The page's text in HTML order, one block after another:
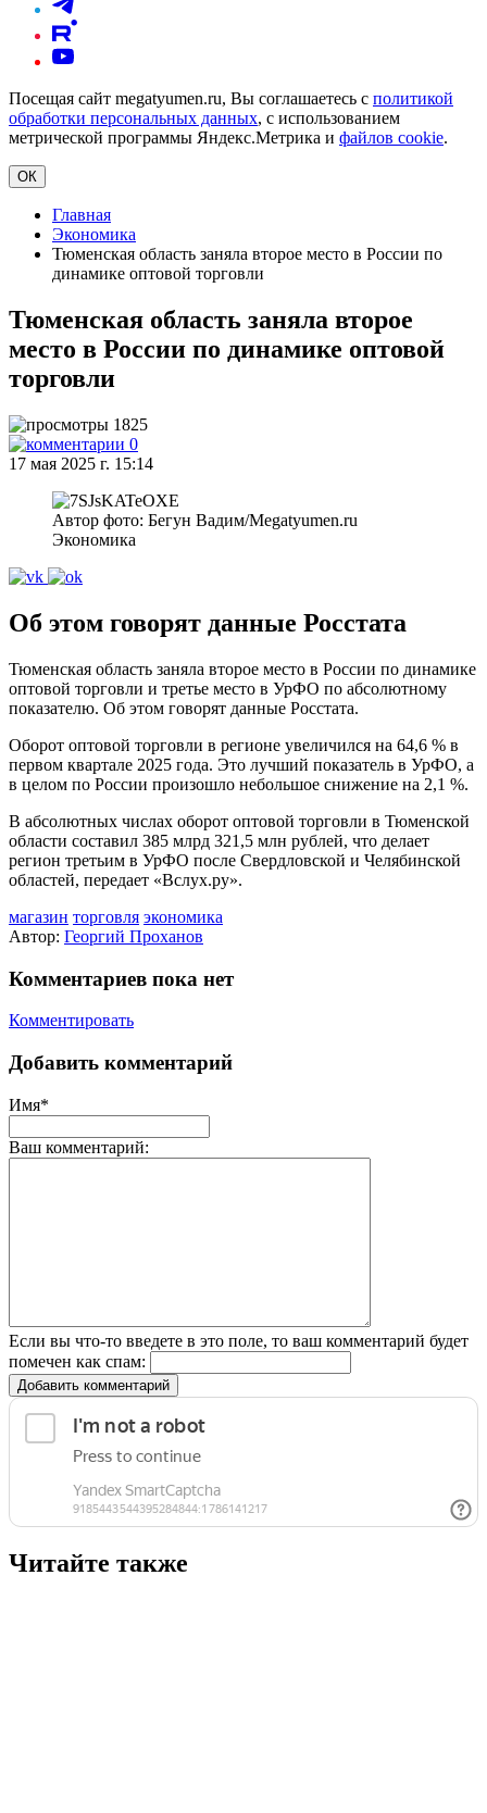
Посещая сайт megatyumen.ru, Вы соглашаетесь с политикой
обработки персональных данных, с использованием
метрической программы Яндекс.Метрика и файлов cookie.
ОК
Главная
Экономика
Тюменская область заняла второе место в России по
динамике оптовой торговли
Тюменская область заняла второе
место в России по динамике оптовой
торговли
1825
0
17 мая 2025 г. 15:14
Автор фото: Бегун Вадим/Megatyumen.ru
Экономика
Об этом говорят данные Росстата
Тюменская область заняла второе место в России по динамике
оптовой торговли и третье место в УрФО по абсолютному
показателю. Об этом говорят данные Росстата.
Оборот оптовой торговли в регионе увеличился на 64,6 % в
первом квартале 2025 года. Это лучший показатель в УрФО, а
в целом по России произошло небольшое снижение на 2,1 %.
В абсолютных числах оборот оптовой торговли в Тюменской
области составил 385 млрд 321,5 млн рублей, что делает
регион третьим в УрФО после Свердловской и Челябинской
областей, передает «Вслух.ру».
магазин торговля экономика
Автор: Георгий Проханов
Комментариев пока нет
Комментировать
Добавить комментарий
Имя*
Ваш комментарий:
Если вы что-то введете в это поле, то ваш комментарий будет
помечен как спам:
Добавить комментарий
Читайте также